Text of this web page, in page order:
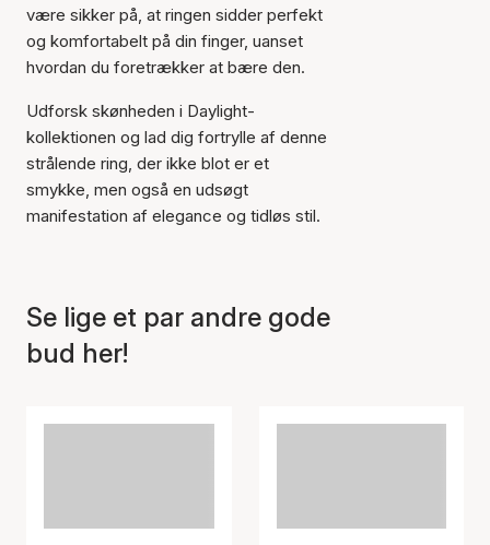
Varen er tilføjet til kurven
være sikker på, at ringen sidder perfekt
og komfortabelt på din finger, uanset
hvordan du foretrækker at bære den.
Udforsk skønheden i Daylight-
kollektionen og lad dig fortrylle af denne
strålende ring, der ikke blot er et
smykke, men også en udsøgt
manifestation af elegance og tidløs stil.
Se lige et par andre gode
bud her!